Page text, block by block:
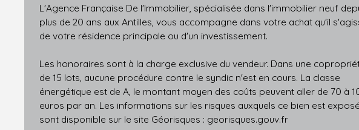
L'Agence Française De l'Immobilier, spécialisée dans l'immobilier neuf
plus de 20 ans aux Antilles, vous accompagne dans votre achat qu'il
de votre résidence principale ou d'un investissement.
Les honoraires sont à la charge exclusive du vendeur. Dans une
de 15 lots, aucune procédure contre le syndic n'est en cours. La classe
énergétique est de A, le montant moyen des coûts peuvent aller de 70 à
euros par an. Les informations sur les risques auxquels ce bien est exposé
sont disponible sur le site Géorisques : georisques.gouv.fr